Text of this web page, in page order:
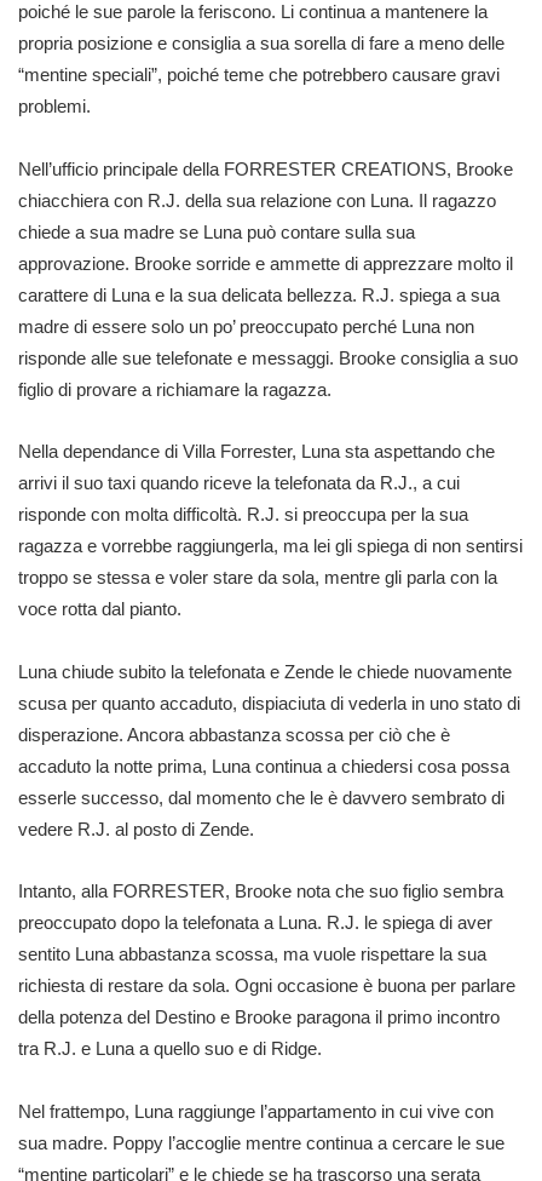
poiché le sue parole la feriscono. Li continua a mantenere la
propria posizione e consiglia a sua sorella di fare a meno delle
“mentine speciali”, poiché teme che potrebbero causare gravi
problemi.
Nell’ufficio principale della FORRESTER CREATIONS, Brooke
chiacchiera con R.J. della sua relazione con Luna. Il ragazzo
chiede a sua madre se Luna può contare sulla sua
approvazione. Brooke sorride e ammette di apprezzare molto il
carattere di Luna e la sua delicata bellezza. R.J. spiega a sua
madre di essere solo un po’ preoccupato perché Luna non
risponde alle sue telefonate e messaggi. Brooke consiglia a suo
figlio di provare a richiamare la ragazza.
Nella dependance di Villa Forrester, Luna sta aspettando che
arrivi il suo taxi quando riceve la telefonata da R.J., a cui
risponde con molta difficoltà. R.J. si preoccupa per la sua
ragazza e vorrebbe raggiungerla, ma lei gli spiega di non sentirsi
troppo se stessa e voler stare da sola, mentre gli parla con la
voce rotta dal pianto.
Luna chiude subito la telefonata e Zende le chiede nuovamente
scusa per quanto accaduto, dispiaciuta di vederla in uno stato di
disperazione. Ancora abbastanza scossa per ciò che è
accaduto la notte prima, Luna continua a chiedersi cosa possa
esserle successo, dal momento che le è davvero sembrato di
vedere R.J. al posto di Zende.
Intanto, alla FORRESTER, Brooke nota che suo figlio sembra
preoccupato dopo la telefonata a Luna. R.J. le spiega di aver
sentito Luna abbastanza scossa, ma vuole rispettare la sua
richiesta di restare da sola. Ogni occasione è buona per parlare
della potenza del Destino e Brooke paragona il primo incontro
tra R.J. e Luna a quello suo e di Ridge.
Nel frattempo, Luna raggiunge l’appartamento in cui vive con
sua madre. Poppy l’accoglie mentre continua a cercare le sue
“mentine particolari” e le chiede se ha trascorso una serata